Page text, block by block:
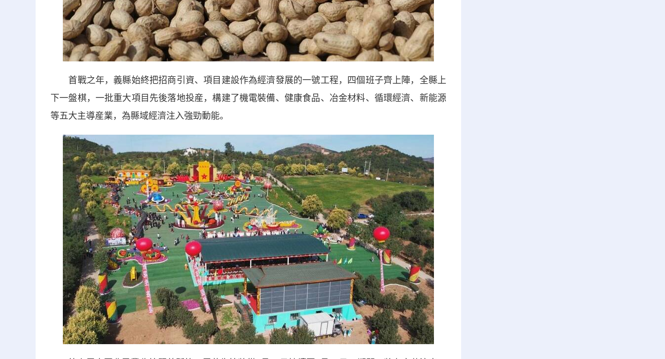
首戰之年，義縣始終把招商引資、項目建設作為經濟發展的一號工程，四個班子齊上陣，全縣上
下一盤棋，一批重大項目先後落地投産，構建了機電裝備、健康食品、冶金材料、循環經濟、新能源
等五大主導産業，為縣域經濟注入強勁動能。